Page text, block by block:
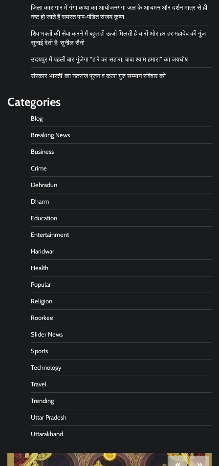
जिला कारागार में गंगा कथा का आयोजनगंगा जल के आचमन और दर्शन मात्र से ही
नष्ट हो जाते हैं समस्त पाप-पंडित संजय कृष्ण
शिव भक्तों की सेवा करने मैं बहुत ही ऊर्जा मिलती है चारों ओर हर हर महादेव की गूंज
सुनाई देती है: सुनील सैनी
उदयपुर में पहली बार गूंजेगा “हारे का सहारा, बाबा श्याम हमारा” का जयघोष
संस्कार भारती’ का नटराज पूजन व कला गुरु सम्मान रविवार को
Categories
Blog
Breaking News
Business
Crime
Dehradun
Dharm
Education
Entertainment
Haridwar
Health
Popular
Religion
Roorkee
Slider News
Sports
Technology
Travel
Trending
Uttar Pradesh
Uttarakhand